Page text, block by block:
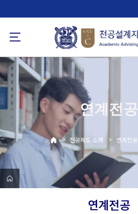
로
뉴
연계전공
> 전공제도 소개 > 연계전공
연계전공